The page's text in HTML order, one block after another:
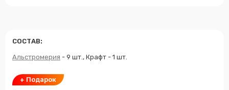
СОСТАВ:
Альстромерия - 9 шт., Крафт - 1 шт.
+ Подарок